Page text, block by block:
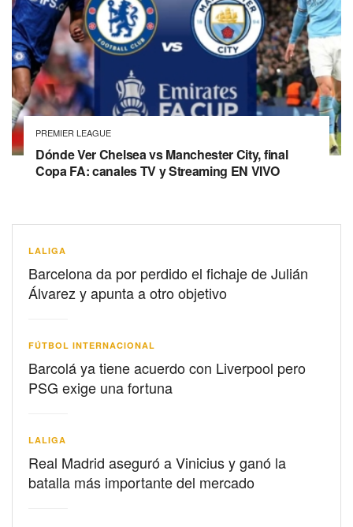
PREMIER LEAGUE
Dónde Ver Chelsea vs Manchester City, final
Copa FA: canales TV y Streaming EN VIVO
LALIGA
Barcelona da por perdido el fichaje de Julián
Álvarez y apunta a otro objetivo
FÚTBOL INTERNACIONAL
Barcolá ya tiene acuerdo con Liverpool pero
PSG exige una fortuna
LALIGA
Real Madrid aseguró a Vinicius y ganó la
batalla más importante del mercado